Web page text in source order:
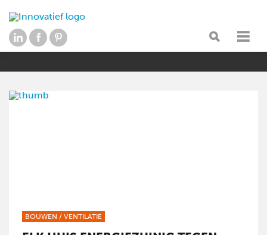
BOUWEN / VENTILATIE